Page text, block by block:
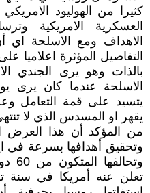
كثيرا من الهوليود
العسكرية الامريكية
الاهداف ومع الاسلحة اي
التفاصيل المؤثرة اعلاميا
بالذات وهو يرى الجندي
الاسلحة عندما كان يرى
يتسيد على قمة التعامل
يقهر او المسدس الذي لا
من المؤكد أن هذا العرض
وتحقيق أهدافها بسرعة في
تعلن عنه أمريكا في سنة